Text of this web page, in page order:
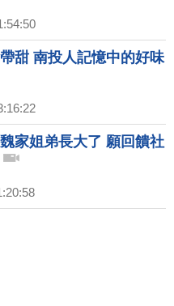
甜 南投人記憶中的好味
魏家姐弟長大了 願回饋社